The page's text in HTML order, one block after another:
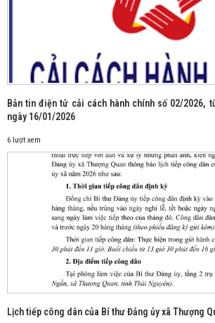
Bản tin điện tử cải cách hành chính số 02/2026,
ngày 16/01/2026
6 lượt xem
Lịch tiếp công dân của Bí thư Đảng ủy xã Thượng